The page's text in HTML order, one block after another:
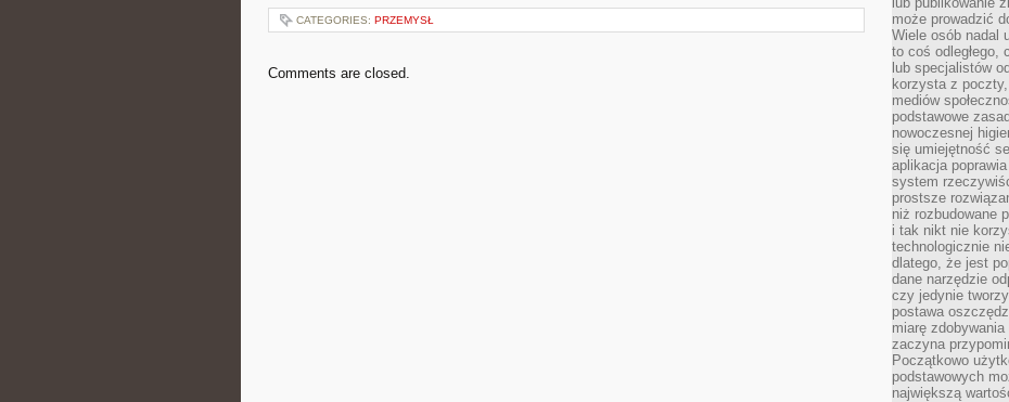
CATEGORIES: PRZEMYSŁ
Comments are closed.
może prowadzić
Wiele osób nadal
to coś odległego,
lub specjalistów
korzysta z
mediów
podstawowe
nowoczesnej
się umiejętność
aplikacja
system
prostsze
niż rozbudowane
i tak nikt nie
technologicznie
dlatego, że jest
dane narzędzie
czy jedynie
postawa
miarę
zaczyna
Początkowo
podstawowych
największą